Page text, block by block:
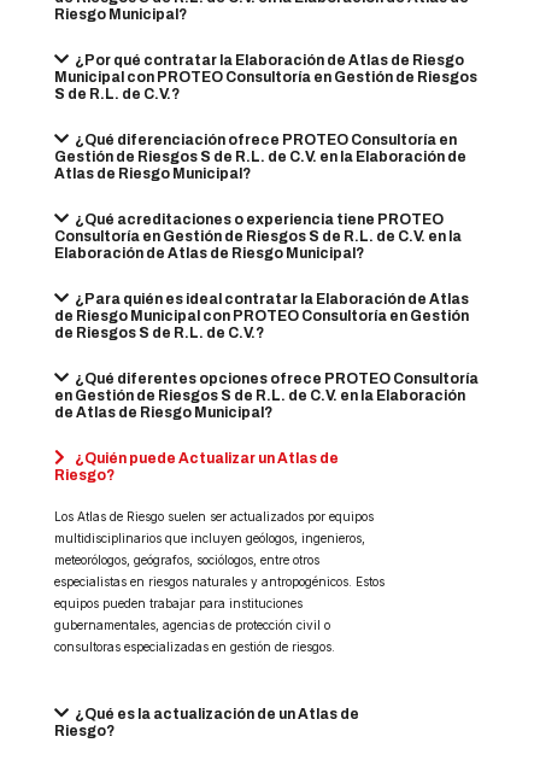
Riesgo Municipal?
¿Por qué contratar la Elaboración de Atlas de Riesgo
Municipal con PROTEO Consultoría en Gestión de Riesgos
S de R.L. de C.V.?
¿Qué diferenciación ofrece PROTEO Consultoría en
Gestión de Riesgos S de R.L. de C.V. en la Elaboración de
Atlas de Riesgo Municipal?
¿Qué acreditaciones o experiencia tiene PROTEO
Consultoría en Gestión de Riesgos S de R.L. de C.V. en la
Elaboración de Atlas de Riesgo Municipal?
¿Para quién es ideal contratar la Elaboración de Atlas
de Riesgo Municipal con PROTEO Consultoría en Gestión
de Riesgos S de R.L. de C.V.?
¿Qué diferentes opciones ofrece PROTEO Consultoría
en Gestión de Riesgos S de R.L. de C.V. en la Elaboración
de Atlas de Riesgo Municipal?
¿Quién puede Actualizar un Atlas de
Riesgo?
Los Atlas de Riesgo suelen ser actualizados por equipos
multidisciplinarios que incluyen geólogos, ingenieros,
meteorólogos, geógrafos, sociólogos, entre otros
especialistas en riesgos naturales y antropogénicos. Estos
equipos pueden trabajar para instituciones
gubernamentales, agencias de protección civil o
consultoras especializadas en gestión de riesgos.
¿Qué es la actualización de un Atlas de
Riesgo?